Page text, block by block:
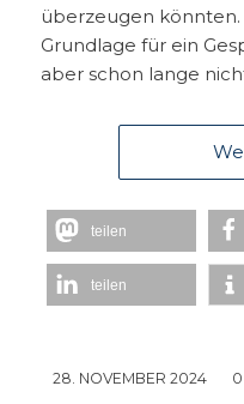
überzeugen könnten.
Grundlage für ein
aber schon lange
teilen
teilen
28. NOVEMBER 2024
/